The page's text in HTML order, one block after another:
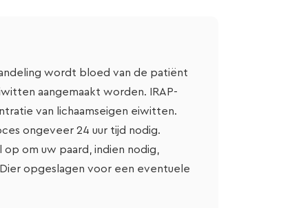
wordt bloed van de patiënt
aangemaakt worden. IRAP-
van lichaamseigen eiwitten.
ongeveer 24 uur tijd nodig.
om uw paard, indien nodig,
opgeslagen voor een eventuele